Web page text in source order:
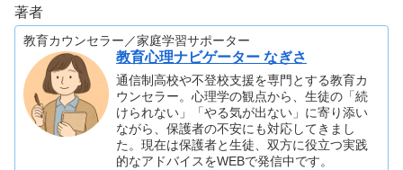
著者
教育カウンセラー／家庭学習サポーター
教育心理ナビゲーター なぎさ
通信制高校や不登校支援を専門とする教育カ
ウンセラー。心理学の観点から、生徒の「続
けられない」「やる気が出ない」に寄り添い
ながら、保護者の不安にも対応してきまし
た。現在は保護者と生徒、双方に役立つ実践
的なアドバイスをWEBで発信中です。